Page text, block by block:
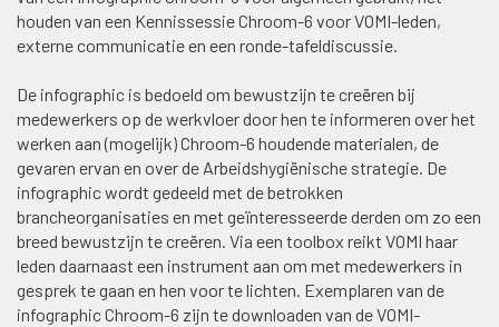
houden van een Kennissessie Chroom-6 voor VOMI-leden,
externe communicatie en een ronde-tafeldiscussie.
De infographic is bedoeld om bewustzijn te creëren bij
medewerkers op de werkvloer door hen te informeren over het
werken aan (mogelijk) Chroom-6 houdende materialen, de
gevaren ervan en over de Arbeidshygiënische strategie. De
infographic wordt gedeeld met de betrokken
brancheorganisaties en met geïnteresseerde derden om zo een
breed bewustzijn te creëren. Via een toolbox reikt VOMI haar
leden daarnaast een instrument aan om met medewerkers in
gesprek te gaan en hen voor te lichten. Exemplaren van de
infographic Chroom-6 zijn te downloaden van de VOMI-